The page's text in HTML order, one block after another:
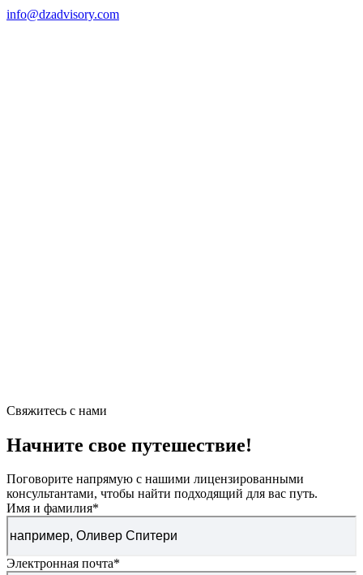
info@dzadvisory.com
Свяжитесь с нами
Начните свое путешествие!
Поговорите напрямую с нашими лицензированными
консультантами, чтобы найти подходящий для вас путь.
Имя и фамилия*
Электронная почта*